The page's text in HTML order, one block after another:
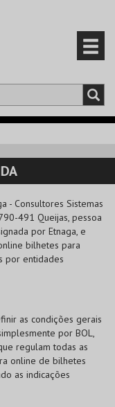
- Consultores Sistemas
491 Queijas, pessoa
por Etnaga, e
bilhetes para
por entidades
as condições gerais
por BOL,
regulam todas as
online de bilhetes
as indicações